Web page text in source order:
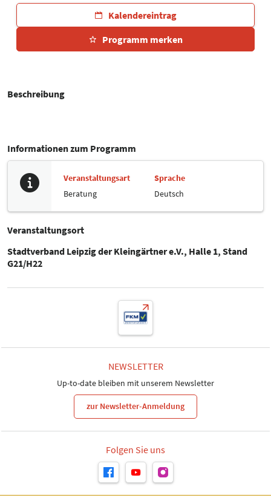
Kalendereintrag
Programm merken
Beschreibung
Informationen zum Programm
Veranstaltungsart
Beratung
Sprache
Deutsch
Veranstaltungsort
Stadtverband Leipzig der Kleingärtner e.V., Halle 1, Stand
G21/H22
NEWSLETTER
Up-to-date bleiben mit unserem Newsletter
zur Newsletter-Anmeldung
Folgen Sie uns